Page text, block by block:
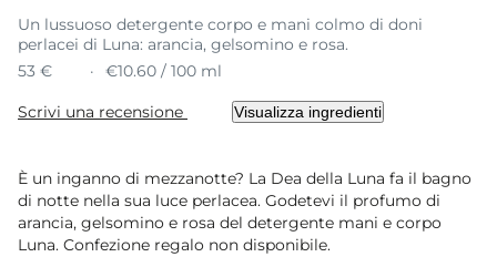
Un lussuoso detergente corpo e mani colmo di doni
perlacei di Luna: arancia, gelsomino e rosa.
53 €
€10.60 / 100 ml
Scrivi una recensione Visualizza ingredienti
È un inganno di mezzanotte? La Dea della Luna fa il bagno
di notte nella sua luce perlacea. Godetevi il profumo di
arancia, gelsomino e rosa del detergente mani e corpo
Luna. Confezione regalo non disponibile.